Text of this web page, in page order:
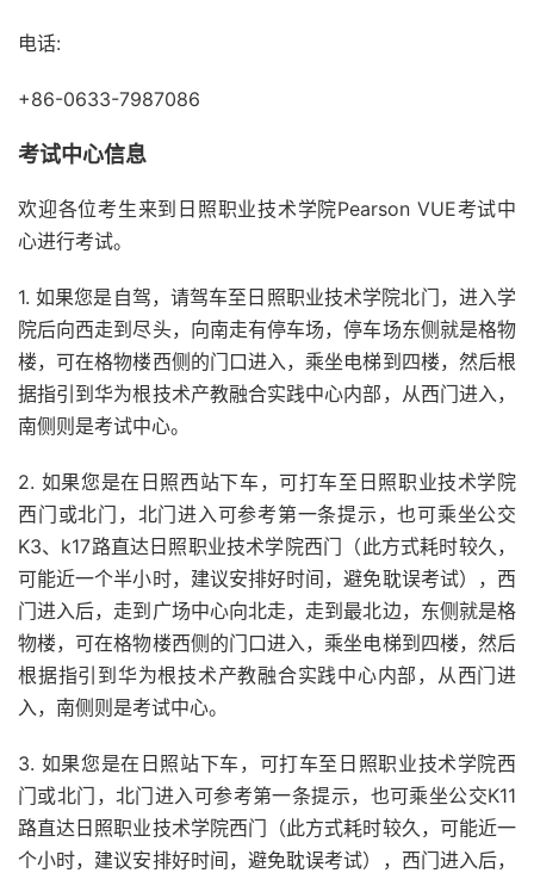
电话:
+86-0633-7987086
考试中心信息
欢迎各位考生来到日照职业技术学院Pearson VUE考试中
心进行考试。
1. 如果您是自驾，请驾车至日照职业技术学院北门，进入学
院后向西走到尽头，向南走有停车场，停车场东侧就是格物
楼，可在格物楼西侧的门口进入，乘坐电梯到四楼，然后根
据指引到华为根技术产教融合实践中心内部，从西门进入，
南侧则是考试中心。
2. 如果您是在日照西站下车，可打车至日照职业技术学院
西门或北门，北门进入可参考第一条提示，也可乘坐公交
K3、k17路直达日照职业技术学院西门（此方式耗时较久，
可能近一个半小时，建议安排好时间，避免耽误考试），西
门进入后，走到广场中心向北走，走到最北边，东侧就是格
物楼，可在格物楼西侧的门口进入，乘坐电梯到四楼，然后
根据指引到华为根技术产教融合实践中心内部，从西门进
入，南侧则是考试中心。
3. 如果您是在日照站下车，可打车至日照职业技术学院西
门或北门，北门进入可参考第一条提示，也可乘坐公交K11
路直达日照职业技术学院西门（此方式耗时较久，可能近一
个小时，建议安排好时间，避免耽误考试），西门进入后，